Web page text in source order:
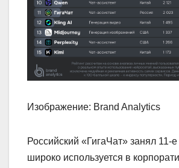
Изображение: Brand Analytics
Российский «ГигаЧат» занял
широко используется в